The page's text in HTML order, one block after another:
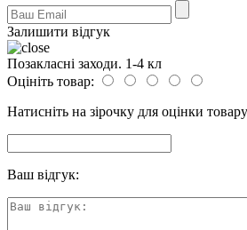
Залишити відгук
Позакласні заходи. 1-4 кл
Оцініть товар:
Натисніть на зірочку для оцінки товару
Ваш відгук: